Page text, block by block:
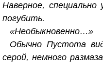
Наверное,
погубить.
«Необыкновенно…»
Обычно Пустота
серой, немного